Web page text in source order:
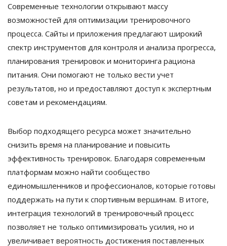
Современные технологии открывают массу
возможностей для оптимизации тренировочного
процесса. Сайты и приложения предлагают широкий
спектр инструментов для контроля и анализа прогресса,
планирования тренировок и мониторинга рациона
питания. Они помогают не только вести учет
результатов, но и предоставляют доступ к экспертным
советам и рекомендациям.
Выбор подходящего ресурса может значительно
снизить время на планирование и повысить
эффективность тренировок. Благодаря современным
платформам можно найти сообщество
единомышленников и профессионалов, которые готовы
поддержать на пути к спортивным вершинам. В итоге,
интеграция технологий в тренировочный процесс
позволяет не только оптимизировать усилия, но и
увеличивает вероятность достижения поставленных